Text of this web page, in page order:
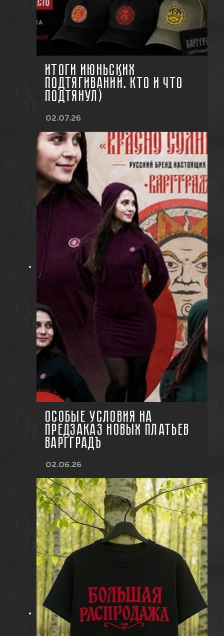
ИТОГИ ИЮНЬСКИХ
ПОДТЯГИВАНИЙ. КТО И ЧТО
ПОДТЯНУЛ)
02.07.26
ОСОБЫЕ УСЛОВИЯ НА
ПРЕДЗАКАЗ НОВЫХ ПЛАТЬЕВ
ВАРГГРАДЪ
02.06.26